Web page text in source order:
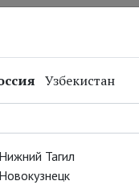
Узбекистан
Нижний Тагил
Новокузнецк